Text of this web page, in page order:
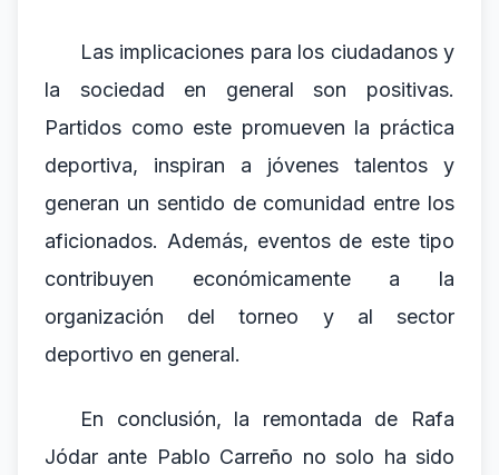
Las implicaciones para los ciudadanos y
la sociedad en general son positivas.
Partidos como este promueven la práctica
deportiva, inspiran a jóvenes talentos y
generan un sentido de comunidad entre los
aficionados. Además, eventos de este tipo
contribuyen económicamente a la
organización del torneo y al sector
deportivo en general.
En conclusión, la remontada de Rafa
Jódar ante Pablo Carreño no solo ha sido